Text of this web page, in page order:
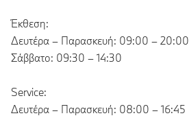
Έκθεση:
Δευτέρα – Παρασκευή: 09:00 – 20:00
Σάββατο: 09:30 – 14:30
Service:
Δευτέρα – Παρασκευή: 08:00 – 16:45